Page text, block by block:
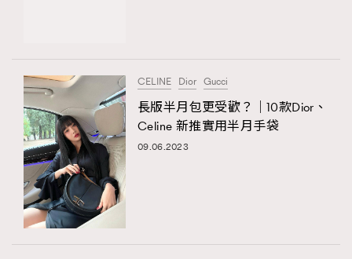
CELINE Dior Gucci
長版半月包更受歡？｜10款Dior、
Celine 新推實用半月手袋
09.06.2023